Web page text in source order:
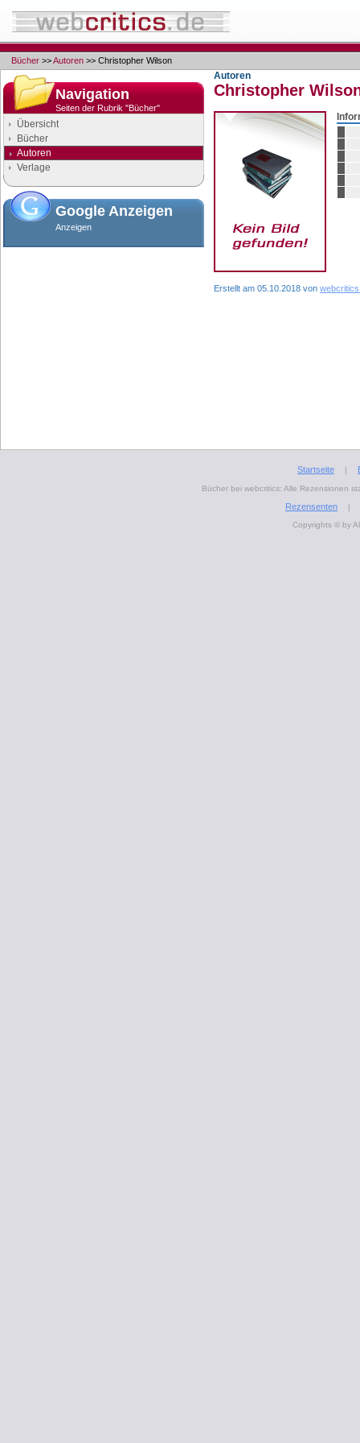
Bücher >>Autoren >> Christopher Wilson
Navigation
Seiten der Rubrik "Bücher"
Übersicht
Bücher
Autoren
Verlage
Google Anzeigen
Anzeigen
Autoren
Christopher
Erstellt am 05.10.2018 von
Startseite |
Bücher bei webcritics: Alle Rezensionen
Rezensenten
|
Copyrights © by